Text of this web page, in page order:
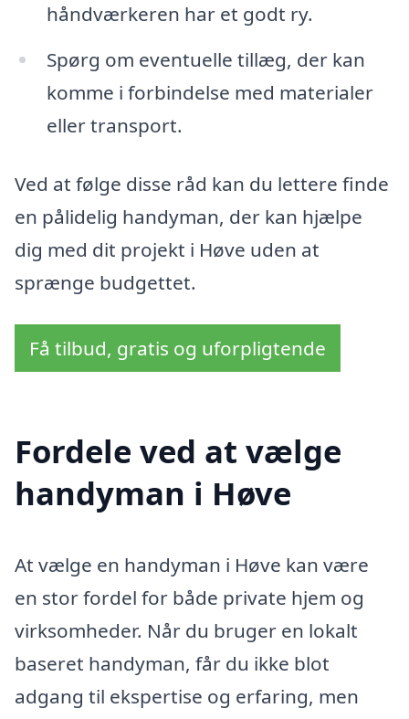
håndværkeren har et godt ry.
Spørg om eventuelle tillæg, der kan
komme i forbindelse med materialer
eller transport.
Ved at følge disse råd kan du lettere finde
en pålidelig handyman, der kan hjælpe
dig med dit projekt i Høve uden at
sprænge budgettet.
Få tilbud, gratis og uforpligtende
Fordele ved at vælge
handyman i Høve
At vælge en handyman i Høve kan være
en stor fordel for både private hjem og
virksomheder. Når du bruger en lokalt
baseret handyman, får du ikke blot
adgang til ekspertise og erfaring, men